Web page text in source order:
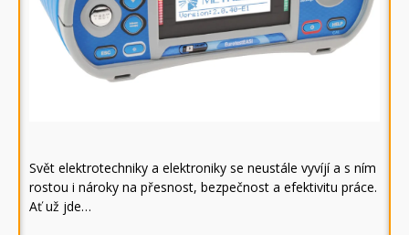
Svět elektrotechniky a elektroniky se neustále vyvíjí a s ním
rostou i nároky na přesnost, bezpečnost a efektivitu práce.
Ať už jde…